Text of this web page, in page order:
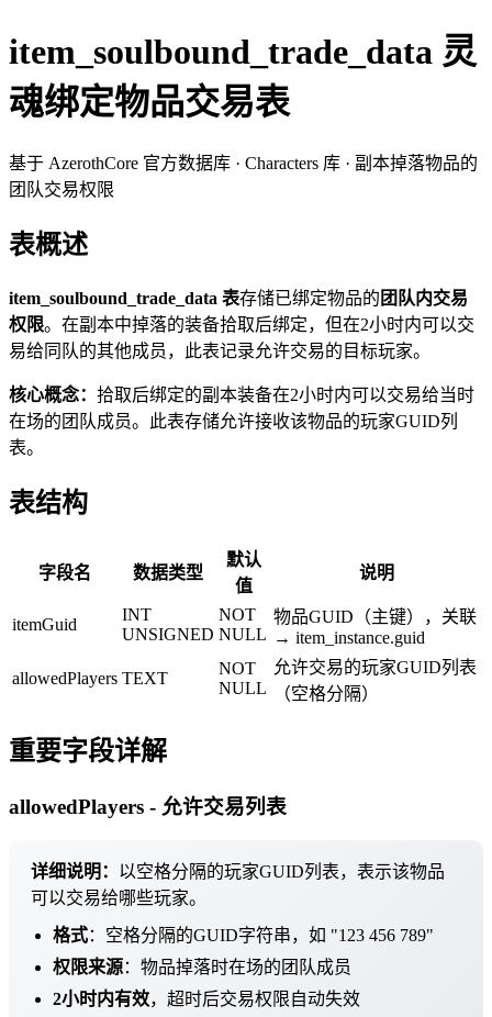
item_soulbound_trade_data 灵
魂绑定物品交易表
基于 AzerothCore 官方数据库 · Characters 库 · 副本掉落物品的
团队交易权限
表概述
item_soulbound_trade_data 表存储已绑定物品的 团队内交易
权限。在副本中掉落的装备拾取后绑定，但在2小时内可以交
易给同队的其他成员，此表记录允许交易的目标玩家。
核心概念： 拾取后绑定的副本装备在2小时内可以交易给当时
在场的团队成员。此表存储允许接收该物品的玩家GUID列
表。
表结构
字段名 数据类型
默认
值
说明
itemGuid
INT
UNSIGNED
NOT
NULL
物品GUID（主键），关联
→ item_instance.guid
allowedPlayers TEXT
NOT
NULL
允许交易的玩家GUID列表
（空格分隔）
重要字段详解
allowedPlayers - 允许交易列表
详细说明： 以空格分隔的玩家GUID列表，表示该物品
可以交易给哪些玩家。
格式：空格分隔的GUID字符串，如 "123 456 789"
权限来源：物品掉落时在场的团队成员
2小时内有效，超时后交易权限自动失效